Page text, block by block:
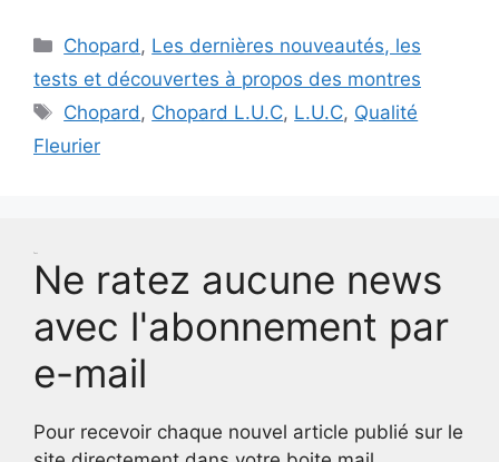
Catégories
Chopard , Les dernières nouveautés, les
tests et découvertes à propos des montres
Étiquettes
Chopard , Chopard L.U.C, L.U.C, Qualité
Fleurier
Ne ratez aucune news
avec l'abonnement par
e-mail
Pour recevoir chaque nouvel article publié sur le